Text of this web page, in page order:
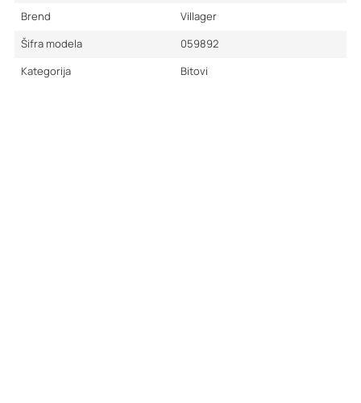
Brend
Villager
Šifra modela
059892
Kategorija
Bitovi